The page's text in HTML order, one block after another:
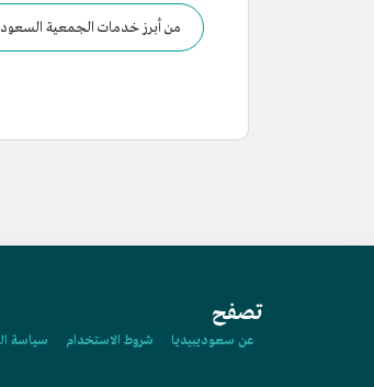
من أبرز خدمات الجمعية
تصفح
عن سعوديبيديا شروط الاستخدام سياسة